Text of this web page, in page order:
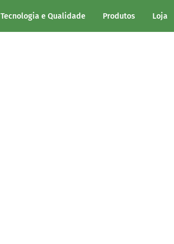
Tecnologia e Qualidade Produtos Loja